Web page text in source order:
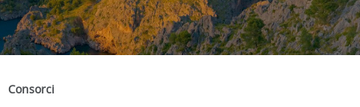
Consorci